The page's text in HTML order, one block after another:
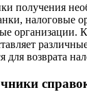
получения
налоговые
организации.
для возврата